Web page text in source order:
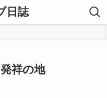
日誌
祥の地